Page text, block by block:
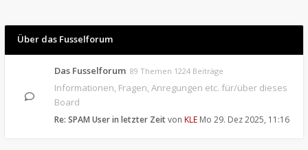
Über das Fusselforum
Das Fusselforum 89 Themen 1224 Beiträge
Informationen, Fragen, Anregungen etc. für/über dieses
Board
Re: SPAM User in letzter Zeitvon KLE Mo 29. Dez 2025, 11:16